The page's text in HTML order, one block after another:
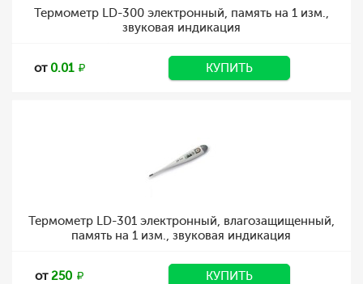
Термометр LD-300 электронный, память на 1 изм.,
звуковая индикация
от 0.01 КУПИТЬ
Термометр LD-301 электронный, влагозащищенный,
память на 1 изм., звуковая индикация
от250 КУПИТЬ